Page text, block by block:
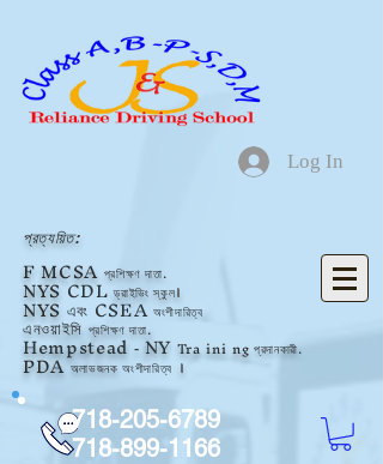
Log In
প্রত্যয়িত:
FMCSAপ্রশিক্ষণ দাতা.
NYSCDLড্রাইভিং স্কুল।
NYSএবং CSEAঅংশীদারিত্ব
এনওয়াইসিপ্রশিক্ষণ দাতা.
Hempstead - NYTra ining প্রদানকারী.
PDAঅলাভজনকঅংশীদারিত্ব ।
718-205-6789
718-899-1166